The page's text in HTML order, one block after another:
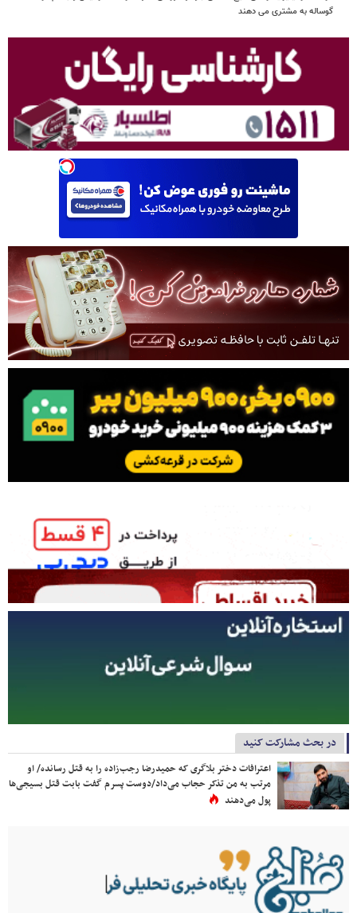
گوساله به مشتری می دهند
در بحث مشارکت کنید
اعترافات دختر بلاگری که حمیدرضا رجب‌زاده را به قتل رسانده/ او
مرتب به من تذکر حجاب می‌داد/دوست پسرم گفت بابت قتل بسیجی‌ها
پول می‌دهند